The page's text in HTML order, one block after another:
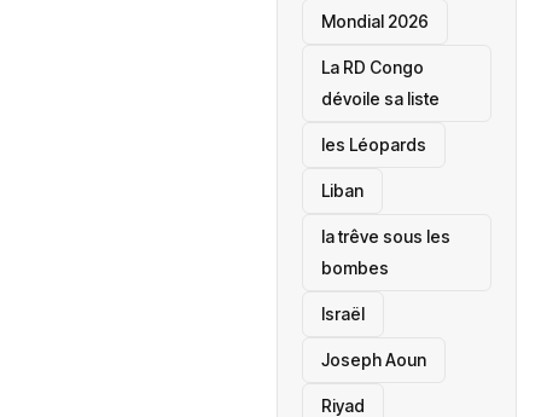
Mondial 2026
La RD Congo
dévoile sa liste
les Léopards
‎Liban
la trêve sous les
bombes
Israël
Joseph Aoun
Riyad